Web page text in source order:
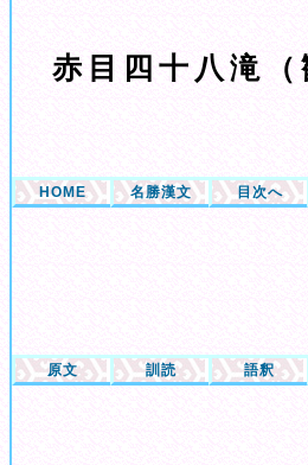
赤目四十八滝（
HOME 名勝漢文 目次へ
原文 訓読 語釈